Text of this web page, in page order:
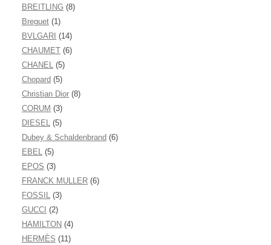
BREITLING (8)
Breguet (1)
BVLGARI (14)
CHAUMET (6)
CHANEL (5)
Chopard (5)
Christian Dior (8)
CORUM (3)
DIESEL (5)
Dubey & Schaldenbrand (6)
EBEL (5)
EPOS (3)
FRANCK MULLER (6)
FOSSIL (3)
GUCCI (2)
HAMILTON (4)
HERMÈS (11)